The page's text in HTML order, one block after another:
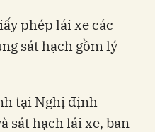
phép lái xe các
sát hạch gồm lý
tại Nghị định
sát hạch lái xe, ban